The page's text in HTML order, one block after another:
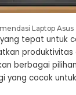
Laptop
tepat untuk
produktivitas
berbagai
yang cocok